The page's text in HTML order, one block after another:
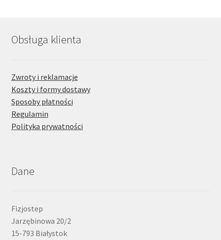
Obsługa klienta
Zwroty i reklamacje
Koszty i formy dostawy
Sposoby płatności
Regulamin
Polityka prywatności
Dane
Fizjostep
Jarzębinowa 20/2
15-793 Białystok